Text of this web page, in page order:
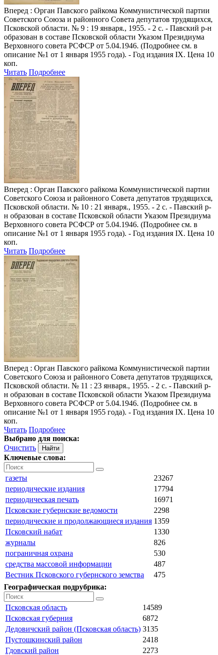
Вперед : Орган Павского райкома Коммунистической партии
Советского Союза и районного Совета депутатов трудящихся,
Псковской области. № 9 : 19 января., 1955. - 2 с. - Павский р-н
образован в составе Псковской области Указом Президиума
Верховного совета РСФСР от 5.04.1946. (Подробнее см. в
описание №1 от 1 января 1955 года). - Год издания IX. Цена 10
коп.
Читать Подробнее
Вперед : Орган Павского райкома Коммунистической партии
Советского Союза и районного Совета депутатов трудящихся,
Псковской области. № 10 : 21 января., 1955. - 2 с. - Павский р-
н образован в составе Псковской области Указом Президиума
Верховного совета РСФСР от 5.04.1946. (Подробнее см. в
описание №1 от 1 января 1955 года). - Год издания IX. Цена 10
коп.
Читать Подробнее
Вперед : Орган Павского райкома Коммунистической партии
Советского Союза и районного Совета депутатов трудящихся,
Псковской области. № 11 : 23 января., 1955. - 2 с. - Павский р-
н образован в составе Псковской области Указом Президиума
Верховного совета РСФСР от 5.04.1946. (Подробнее см. в
описание №1 от 1 января 1955 года). - Год издания IX. Цена 10
коп.
Читать Подробнее
Выбрано для поиска:
Очистить
Ключевые слова:
газеты
23267
периодические издания
17794
периодическая печать
16971
Псковские губернские ведомости
2298
периодические и продолжающиеся издания 1359
Псковский набат
1330
журналы
826
пограничная охрана
530
средства массовой информации
487
Вестник Псковского губернского земства
475
Географическая подрубрика:
Псковская область
14589
Псковская губерния
6872
Дедовичский район (Псковская область) 3135
Пустошкинский район
2418
Гдовский район
2273